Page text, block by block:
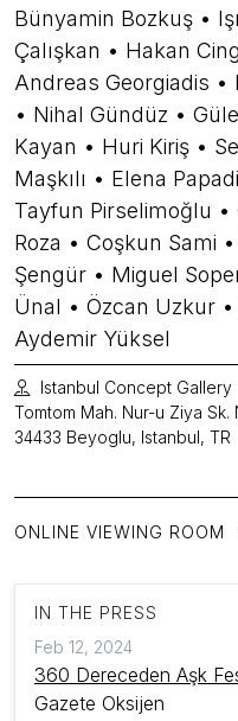
Bünyamin Bozkuş •
Çalışkan • Hakan
Andreas Georgiadis •
• Nihal Gündüz •
Kayan • Huri Kiriş •
Maşkılı • Elena
Tayfun Pirselimoğlu •
Roza • Coşkun Sami
Şengür • Miguel
Ünal • Özcan Uzkur
Aydemir Yüksel
Istanbul Concept Gallery
Tomtom Mah. Nur-u Ziya Sk.
34433 Beyoglu, Istanbul, TR
ONLINE VIEWING ROOM
IN THE PRESS
Feb 12, 2024
360 Dereceden Aşk
Gazete Oksijen